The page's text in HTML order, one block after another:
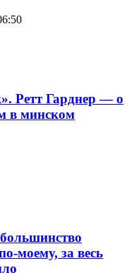
Ретт Гарднер — о
в минском
моему, за весь